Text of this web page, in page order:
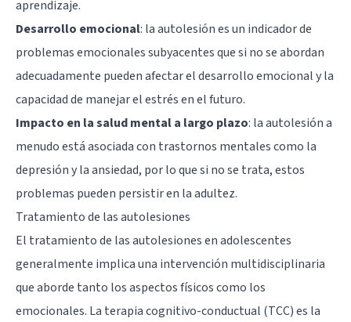
aprendizaje.
Desarrollo emocional: la autolesión es un indicador de
problemas emocionales subyacentes que si no se abordan
adecuadamente pueden afectar el desarrollo emocional y la
capacidad de manejar el estrés en el futuro.
Impacto en la salud mental a largo plazo: la autolesión a
menudo está asociada con trastornos mentales como la
depresión y la ansiedad, por lo que si no se trata, estos
problemas pueden persistir en la adultez.
Tratamiento de las autolesiones
El tratamiento de las autolesiones en adolescentes
generalmente implica una intervención multidisciplinaria
que aborde tanto los aspectos físicos como los
emocionales. La terapia cognitivo-conductual (TCC) es la